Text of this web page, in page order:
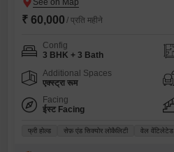
₹ 60,000 / प्रति महीने
Config
3 BHK + 3 Bath
Additional Spaces
एक्स्ट्रा रूम
Facing
ईस्ट Facing
फ्री होल्ड सेफ़ एंड सिक्योर लोकैलिटी वेल वेंटिलेटेड